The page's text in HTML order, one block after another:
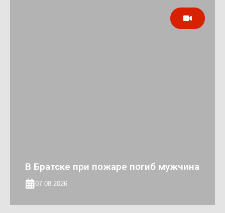
В Братске при пожаре погиб мужчина
07.08.2026